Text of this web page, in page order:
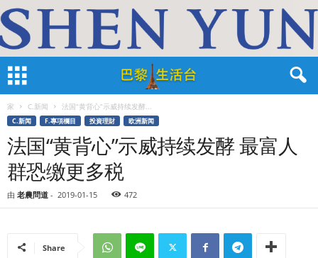
家 C.新闻 法国“黄背心”示威持续发酵...
C.新闻 F.專項欄目 投資理財 欧洲新闻
法国“黄背心”示威持续发酵 最富人
群恐缴更多税
由 老農問道 - 2019-01-15 472
Share